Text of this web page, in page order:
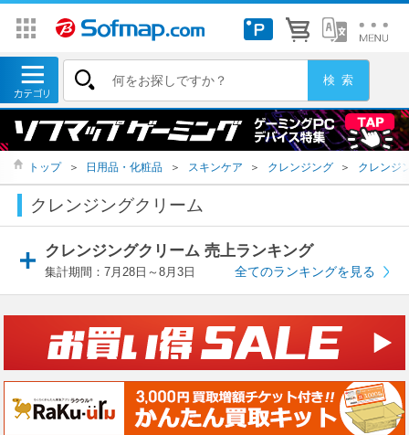
トップ ＞ 日用品・化粧品 ＞ スキンケア ＞ クレンジング ＞ クレンジ
クレンジングクリーム
クレンジングクリーム 売上ランキング
集計期間：7月28日～8月3日 全てのランキングを見る